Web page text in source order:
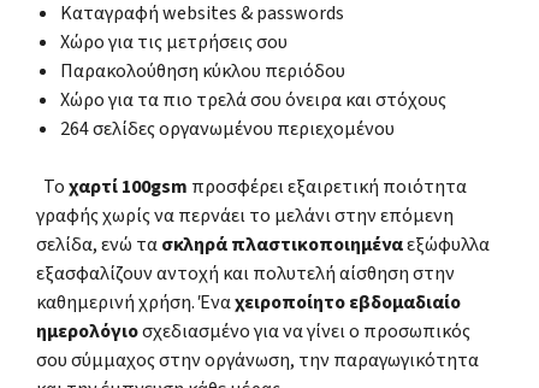
Καταγραφή websites & passwords
Χώρο για τις μετρήσεις σου
Παρακολούθηση κύκλου περιόδου
Χώρο για τα πιο τρελά σου όνειρα και στόχους
264 σελίδες οργανωμένου περιεχομένου
Τοχαρτί 100gsm προσφέρει εξαιρετική ποιότητα
γραφής χωρίς να περνάει το μελάνι στην επόμενη
σελίδα, ενώ τασκληρά πλαστικοποιημέναεξώφυλλα
εξασφαλίζουν αντοχή και πολυτελή αίσθηση στην
καθημερινή χρήση. Έναχειροποίητο εβδομαδιαίο
ημερολόγιοσχεδιασμένο για να γίνει ο προσωπικός
σου σύμμαχος στην οργάνωση, την παραγωγικότητα